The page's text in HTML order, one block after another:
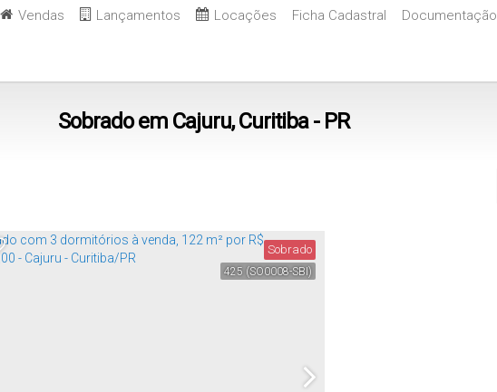
Documentação
Ficha Cadastral
Locações
Lançamentos
Vendas
Sobrado em Cajuru, Curitiba - PR
425 (SO0008-SBI)
Sobrado